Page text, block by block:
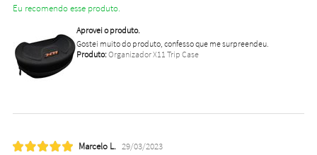
Eu recomendo esse produto.
Aprovei o produto.
Gostei muito do produto, confesso que me surpreendeu.
Produto:Organizador X11 Trip Case
Marcelo L. 29/03/2023